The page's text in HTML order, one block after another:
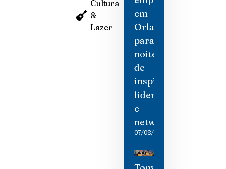
Cultura
&
Lazer
em
Orlando
para
noite
de
inspiração,
liderança
e
networking
07/08/2026